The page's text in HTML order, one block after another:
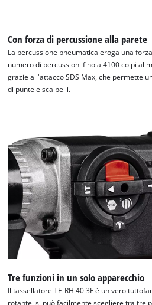
Abbiamo
per
This content is
to trackers that
visitor. The
the site with their
to the list of
Powered by
Con forza di percussione alla parete
La percussione pneumatica eroga una
numero di percussioni fino a 4100 colpi al
grazie all'attacco SDS Max, che permette
di punte e scalpelli.
Tre funzioni in un solo apparecchio
Il tassellatore TE-RH 40 3F è un vero
rotante, si può facilmente scegliere tra tre